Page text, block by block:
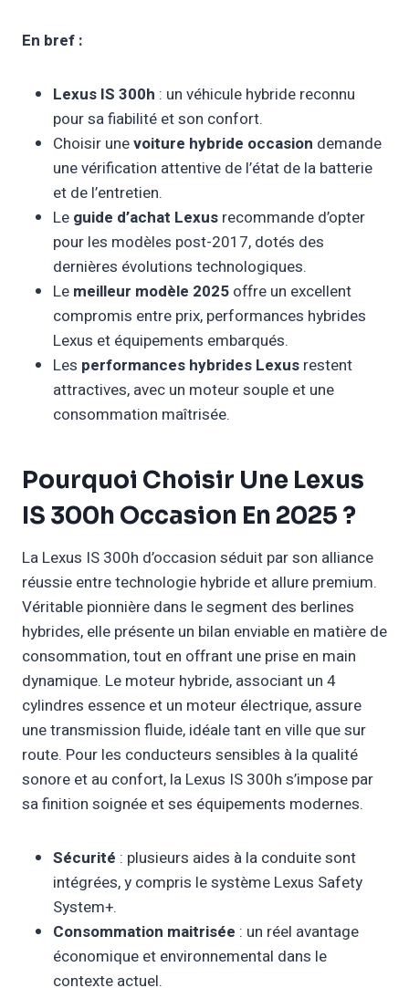
En bref :
Lexus IS 300h : un véhicule hybride reconnu
pour sa fiabilité et son confort.
Choisir unevoiture hybride occasion demande
une vérification attentive de l’état de la batterie
et de l’entretien.
Le guide d’achat Lexus recommande d’opter
pour les modèles post-2017, dotés des
dernières évolutions technologiques.
Le meilleur modèle 2025 offre un excellent
compromis entre prix, performances hybrides
Lexus et équipements embarqués.
Les performances hybrides Lexus restent
attractives, avec un moteur souple et une
consommation maîtrisée.
Pourquoi Choisir Une Lexus
IS 300h Occasion En 2025 ?
La Lexus IS 300h d’occasion séduit par son alliance
réussie entre technologie hybride et allure premium.
Véritable pionnière dans le segment des berlines
hybrides, elle présente un bilan enviable en matière de
consommation, tout en offrant une prise en main
dynamique. Le moteur hybride, associant un 4
cylindres essence et un moteur électrique, assure
une transmission fluide, idéale tant en ville que sur
route. Pour les conducteurs sensibles à la qualité
sonore et au confort, la Lexus IS 300h s’impose par
sa finition soignée et ses équipements modernes.
Sécurité : plusieurs aides à la conduite sont
intégrées, y compris le système Lexus Safety
System+.
Consommation maitrisée : un réel avantage
économique et environnemental dans le
contexte actuel.